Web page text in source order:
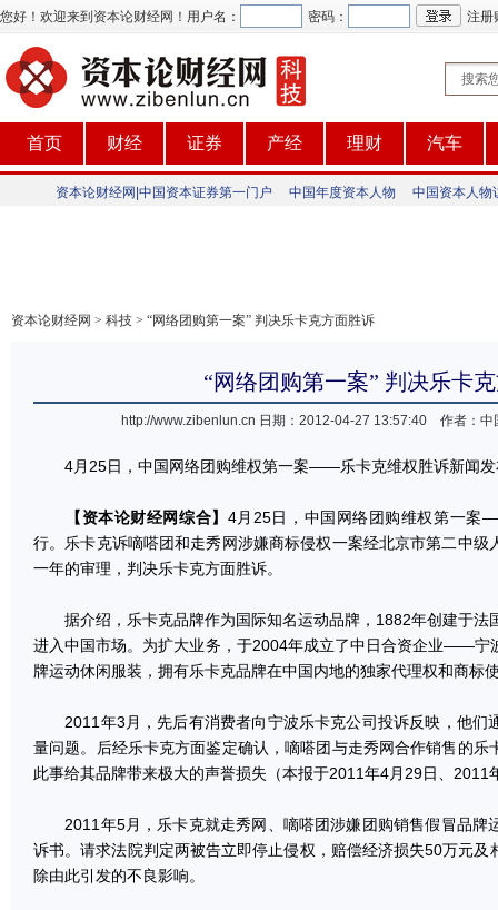
您好！欢迎来到资本论财经网！ 用户名： 密码： 注册
首页 财经 证券 产经 理财 汽车
资本论财经网|中国资本证券第一门户 中国年度资本人物 中国资本人物
资本论财经网 > 科技 > “网络团购第一案” 判决乐卡克方面胜诉
“网络团购第一案” 判决乐卡
http://www.zibenlun.cn 日期：2012-04-27 13:57:40 作者：
4月25日，中国网络团购维权第一案——乐卡克维权胜诉新闻发
【资本论财经网综合】 4月25日，中国网络团购维权第一案
行。乐卡克诉嘀嗒团和走秀网涉嫌商标侵权一案经北京市第二中级
一年的审理，判决乐卡克方面胜诉。
据介绍，乐卡克品牌作为国际知名运动品牌，1882年创建于法
进入中国市场。为扩大业务，于2004年成立了中日合资企业——宁
牌运动休闲服装，拥有乐卡克品牌在中国内地的独家代理权和商标
2011年3月，先后有消费者向宁波乐卡克公司投诉反映，他们
量问题。后经乐卡克方面鉴定确认，嘀嗒团与走秀网合作销售的乐
此事给其品牌带来极大的声誉损失（本报于2011年4月29日、
2011年5月，乐卡克就走秀网、嘀嗒团涉嫌团购销售假冒品牌
诉书。请求法院判定两被告立即停止侵权，赔偿经济损失50万元
除由此引发的不良影响。